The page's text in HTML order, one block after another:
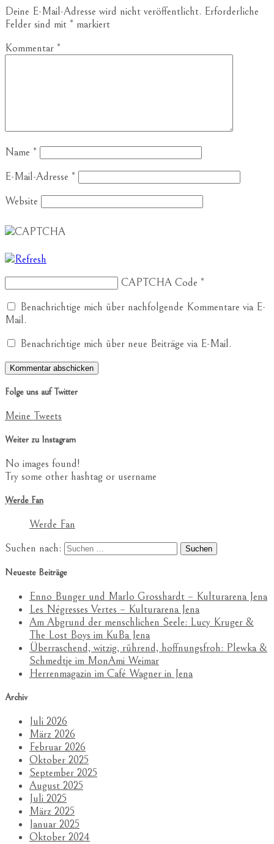
Deine E-Mail-Adresse wird nicht veröffentlicht. Erforderliche
Felder sind mit * markiert
Kommentar *
Name *
E-Mail-Adresse *
Website
CAPTCHA Code *
Benachrichtige mich über nachfolgende Kommentare via E-
Mail.
Benachrichtige mich über neue Beiträge via E-Mail.
Folge uns auf Twitter
Meine Tweets
Weiter zu Instagram
No images found!
Try some other hashtag or username
Werde Fan
Werde Fan
Suchen nach:
Neueste Beiträge
Enno Bunger und Marlo Grosshardt – Kulturarena Jena
Les Négresses Vertes – Kulturarena Jena
Am Abgrund der menschlichen Seele: Lucy Kruger &
The Lost Boys im KuBa Jena
Überraschend, witzig, rührend, hoffnungsfroh: Plewka &
Schmedtje im MonAmi Weimar
Herrenmagazin im Café Wagner in Jena
Archiv
Juli 2026
März 2026
Februar 2026
Oktober 2025
September 2025
August 2025
Juli 2025
März 2025
Januar 2025
Oktober 2024